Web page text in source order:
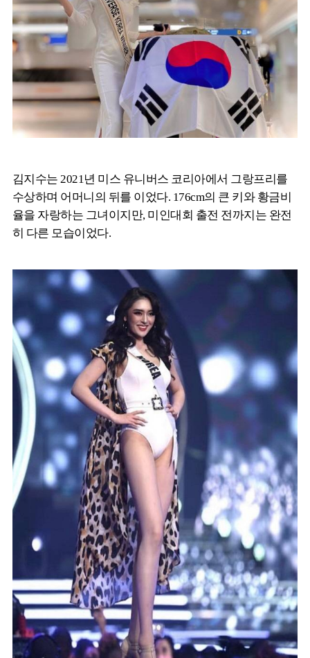
김지수는 2021년 미스 유니버스 코리아에서 그랑프리를
수상하며 어머니의 뒤를 이었다. 176cm의 큰 키와 황금비
율을 자랑하는 그녀이지만, 미인대회 출전 전까지는 완전
히 다른 모습이었다.